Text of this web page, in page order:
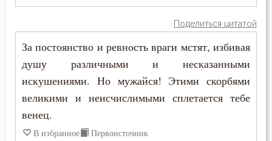
Поделиться цитатой
За постоянство и ревность враги мстят, избивая
душу различными и несказанными
искушениями. Но мужайся! Этими скорбями
великими и неисчислимыми сплетается тебе
венец.
В избранное Первоисточник